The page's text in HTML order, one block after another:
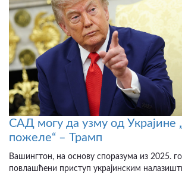
САД могу да узму од Украјине
пожеле“ – Трамп
Вашингтон, на основу споразума из 2025.
повлашћени приступ украјинским